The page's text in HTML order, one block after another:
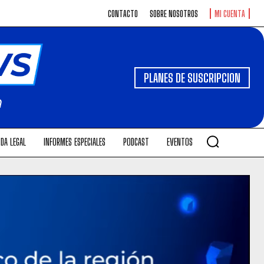
CONTACTO SOBRE NOSOTROS MI CUENTA
PLANES DE SUSCRIPCION
LEGAL INFORMES ESPECIALES PODCAST EVENTOS